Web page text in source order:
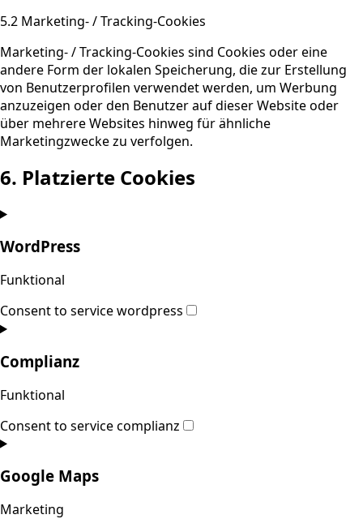
5.2 Marketing- / Tracking-Cookies
Marketing- / Tracking-Cookies sind Cookies oder eine
andere Form der lokalen Speicherung, die zur Erstellung
von Benutzerprofilen verwendet werden, um Werbung
anzuzeigen oder den Benutzer auf dieser Website oder
über mehrere Websites hinweg für ähnliche
Marketingzwecke zu verfolgen.
6. Platzierte Cookies
WordPress
Funktional
Consent to service wordpress
Complianz
Funktional
Consent to service complianz
Google Maps
Marketing